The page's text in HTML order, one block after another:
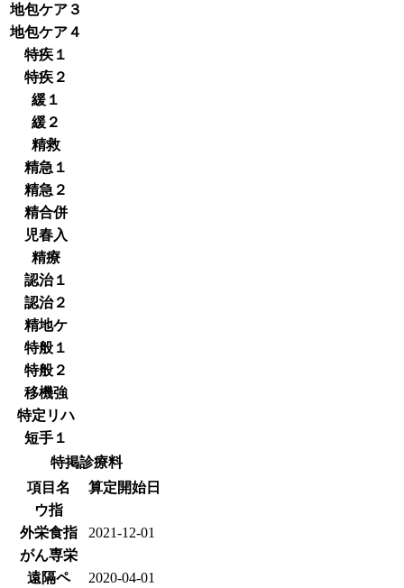
地包ケア３
地包ケア４
特疾１
特疾２
緩１
緩２
精救
精急１
精急２
精合併
児春入
精療
認治１
認治２
精地ケ
特般１
特般２
移機強
特定リハ
短手１
特掲診療料
項目名
算定開始日
ウ指
外栄食指
2021-12-01
がん専栄
遠隔ペ
2020-04-01